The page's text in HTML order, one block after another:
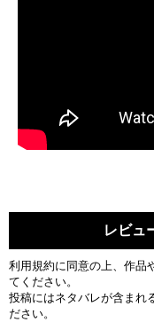
レビュ
利用規約に同意の上、作品
てください。
投稿にはネタバレが含まれ
ださい。